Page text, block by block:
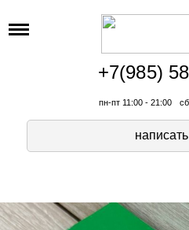
+7(985)
пн-пт 11:00 - 21:00